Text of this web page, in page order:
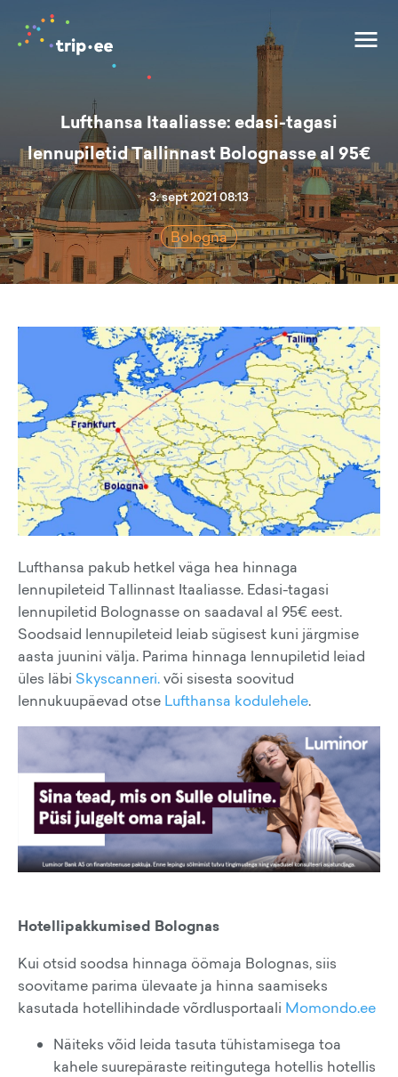
Lufthansa Itaaliasse: edasi-tagasi
lennupiletid Tallinnast Bolognasse al 95€
3. sept 2021 08:13
Bologna
Lufthansa pakub hetkel väga hea hinnaga
lennupileteid Tallinnast Itaaliasse. Edasi-tagasi
lennupiletid Bolognasse on saadaval al 95€ eest.
Soodsaid lennupileteid leiab sügisest kuni järgmise
aasta juunini välja. Parima hinnaga lennupiletid leiad
üles läbi Skyscanneri.või sisesta soovitud
lennukuupäevad otse Lufthansa kodulehele.
Hotellipakkumised Bolognas
Kui otsid soodsa hinnaga öömaja Bolognas, siis
soovitame parima ülevaate ja hinna saamiseks
kasutada hotellihindade võrdlusportaali Momondo.ee
Näiteks võid leida tasuta tühistamisega toa
kahele suurepäraste reitingutega hotellis hotellis